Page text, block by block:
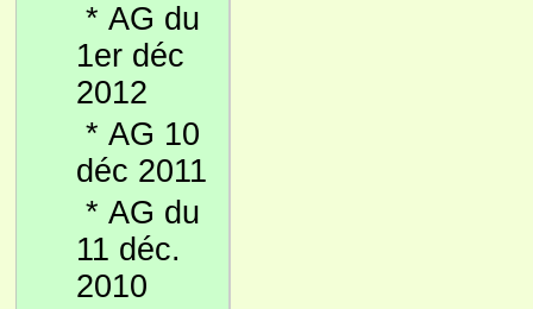
* AG du
1er déc
2012
* AG 10
déc 2011
* AG du
11 déc.
2010